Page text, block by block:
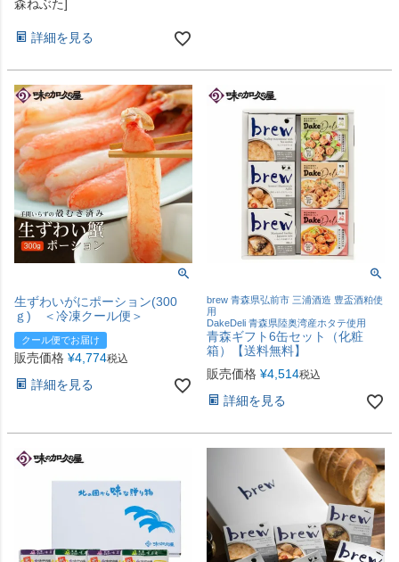
森ねぶた]
詳細を見る
生ずわいがにポーション(300
ｇ) ＜冷凍クール便＞
クール便でお届け
販売価格 ¥4,774税込
詳細を見る
brew 青森県弘前市 三浦酒造 豊盃酒粕使
用
DakeDeli 青森県陸奥湾産ホタテ使用
青森ギフト6缶セット（化粧
箱）【送料無料】
販売価格 ¥4,514税込
詳細を見る